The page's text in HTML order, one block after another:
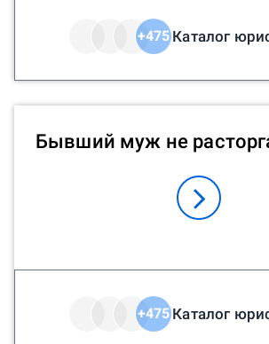
+475Каталог
Бывший муж не
+475Каталог